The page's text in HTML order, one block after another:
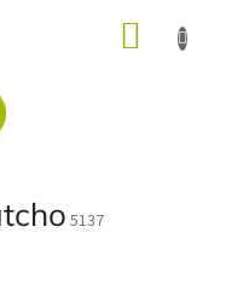
5137